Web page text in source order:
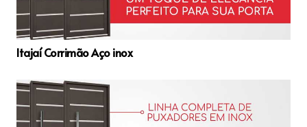
Itajaí Corrimão Aço inox